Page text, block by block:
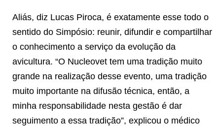
Aliás, diz Lucas Piroca, é exatamente esse todo o
sentido do Simpósio: reunir, difundir e compartilhar
o conhecimento a serviço da evolução da
avicultura. “O Nucleovet tem uma tradição muito
grande na realização desse evento, uma tradição
muito importante na difusão técnica, então, a
minha responsabilidade nesta gestão é dar
seguimento a essa tradição”, explicou o médico